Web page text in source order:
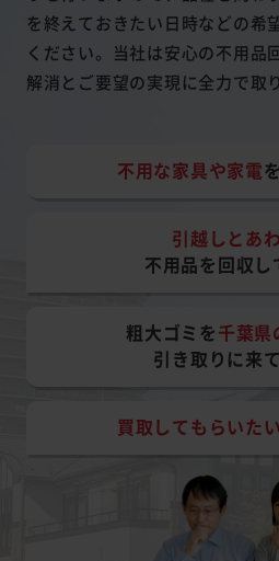
を終えておきたい日時などの希
ください。当社は安心の不用品
解消とご要望の実現に全力で取
不用な家具や家電
引越しとあ
不用品を回収し
粗大ゴミを千葉県
引き取りに来
買取してもらいたい